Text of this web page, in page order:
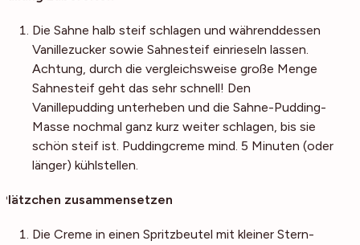
Die Sahne halb steif schlagen und währenddessen
Vanillezucker sowie Sahnesteif einrieseln lassen.
Achtung, durch die vergleichsweise große Menge
Sahnesteif geht das sehr schnell! Den
Vanillepudding unterheben und die Sahne-Pudding-
Masse nochmal ganz kurz weiter schlagen, bis sie
schön steif ist. Puddingcreme mind. 5 Minuten (oder
länger) kühlstellen.
Plätzchen zusammensetzen
Die Creme in einen Spritzbeutel mit kleiner Stern-